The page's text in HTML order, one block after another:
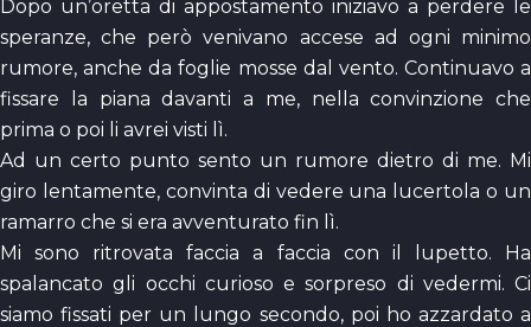
Dopo un’oretta di appostamento iniziavo a perdere le
speranze, che però venivano accese ad ogni minimo
rumore, anche da foglie mosse dal vento. Continuavo a
fissare la piana davanti a me, nella convinzione che
prima o poi li avrei visti lì.
Ad un certo punto sento un rumore dietro di me. Mi
giro lentamente, convinta di vedere una lucertola o un
ramarro che si era avventurato fin lì.
Mi sono ritrovata faccia a faccia con il lupetto. Ha
spalancato gli occhi curioso e sorpreso di vedermi. Ci
siamo fissati per un lungo secondo, poi ho azzardato a